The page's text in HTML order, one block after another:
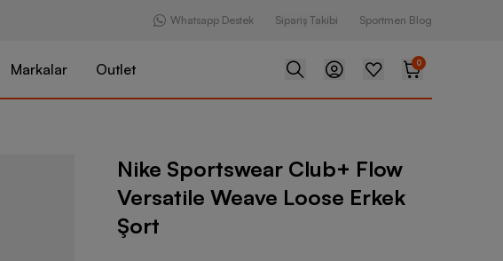
Whatsapp Destek Sipariş Takibi Sportmen Blog
Markalar Outlet 0
Nike Sportswear Club+ Flow Versatile Weave Loose Erkek Şort
Nike Sportswear Club+ Flow
Versatile Weave Loose Erkek
Şort